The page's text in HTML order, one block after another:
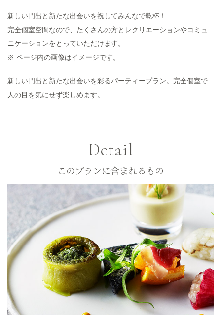
新しい門出と新たな出会いを祝してみんなで乾杯！
完全個室空間なので、たくさんの方とレクリエーションやコミュ
ニケーションをとっていただけます。
※ ページ内の画像はイメージです。
新しい門出と新たな出会いを彩るパーティープラン。完全個室で
人の目を気にせず楽しめます。
Detail
このプランに含まれるもの